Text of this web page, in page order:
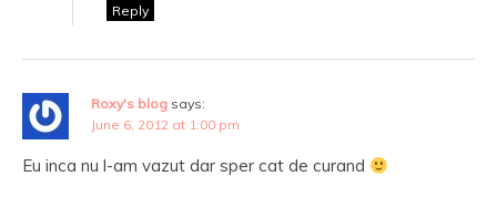
Reply
Roxy's blog says:
June 6, 2012 at 1:00 pm
Eu inca nu l-am vazut dar sper cat de curand